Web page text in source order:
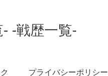
-戦歴一覧-
プライバシーポリシー